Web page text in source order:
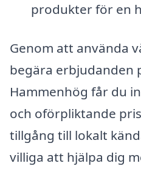
produkter för en
Genom att använda
begära erbjudanden
Hammenhög får du
och oförpliktande
tillgång till lokalt
villiga att hjälpa dig